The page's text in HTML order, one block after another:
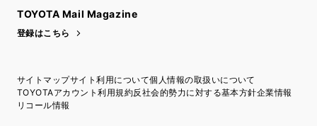
TOYOTA Mail Magazine
登録はこちら
サイトマップサイト利用について個人情報の取扱いについて
TOYOTAアカウント利用規約反社会的勢力に対する基本方針企業情報
リコール情報